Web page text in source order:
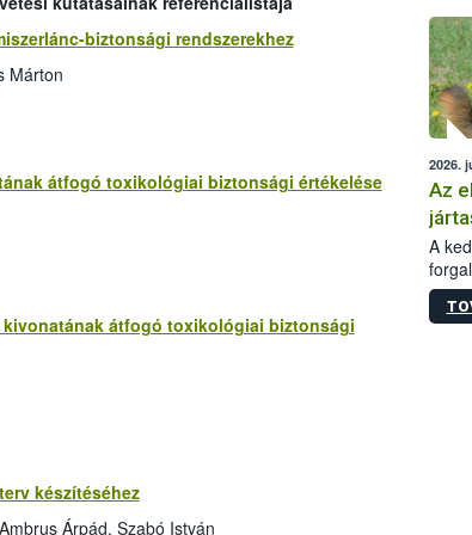
biztonsági rendszerekhez
Márton
átfogó toxikológiai biztonsági értékelése
átfogó toxikológiai biztonsági
készítéséhez
Árpád, Szabó István
2026.
Az
A